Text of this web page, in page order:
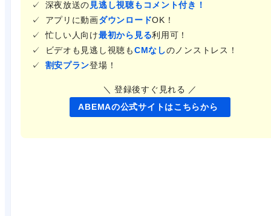
深夜放送の 見逃し視聴もコメント付き！
アプリに動画ダウンロードOK！
忙しい人向け最初から見る利用可！
ビデオも見逃し視聴もCMなしのノンストレス！
割安プラン登場！
＼ 登録後すぐ見れる ／
ABEMAの公式サイトはこちらから